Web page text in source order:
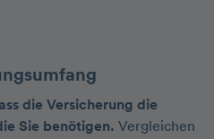
die Versicherung die
Sie benötigen. Vergleichen